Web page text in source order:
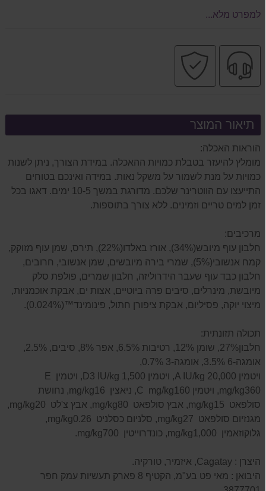
למפרט מלא...
שירות
מקצועי
תיאור המוצר
הוראות האכלה:
מומלץ להיעזר בטבלת כמויות ההאכלה. במידת הצורך, ניתן לשנות
כמויות על מנת לשמור על משקל נאות. במידה ואינכם בטוחים
התייעצו עם הווטרינר שלכם. מדורגת במשך 10-5 ימים. דאגו בכל
זמן למים טריים וזמינים. ללא צורך בתוספות.
מרכיבים:
חלבון עוף מיובש(34%), אורז באלדו(22%), תירס, שמן עוף מזוקק,
קמח אנשובי(5%), שמרי בירה מיובשים, שמן אנשובי, חרובים,
חלבון כבד עוף שעבר הידרוליזה, חלבון שמרים, פולפת סלק
מיובשת, מינרלים, סיבים פרה ביוטיים, אצות ים, אבקת אוכמניות,
מיצוי יוקה, פסיליום, אבקת ציפורן חתול, פינומינד™(0.024%).
תכולה תזונתית:
חלבון27%, שומן 12%, רטיבות 6.5%, אפר 8%, סיבים, 2.5%,
אומגה-6 3.5%, אומגה-3 0.7%,
ויטמין A IU/kg 20,000, ויטמין D3 IU/kg 1,500, ויטמין E
mg/kg360, ויטמין C mg/kg160, ניאצין mg/kg16, נחושת
סולפאט mg/kg15, אבץ סולפאט mg/kg80, אבץ צ'לט mg/kg20,
מגנזיום סולפאט mg/kg27, סלניום כסלניט mg/kg0.26,
גלוקוזאמין mg/kg1,000, כונדרוייטין mg/kg700.
היצרן : Cagatay, איזמיר, טורקיה.
היבואן : מאי פט בע"מ, הקטיף 8 פארק תעשיות עמק חפר